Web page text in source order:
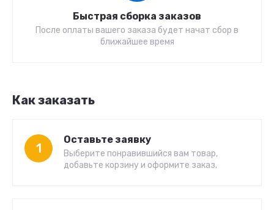
Быстрая сборка заказов
После оплаты вашего заказа будет начат сбор в
ближайшее время
Как заказать
1
Оставьте заявку
Выберите понравившийся вам товар,
добавьте корзину и оформите заказ.